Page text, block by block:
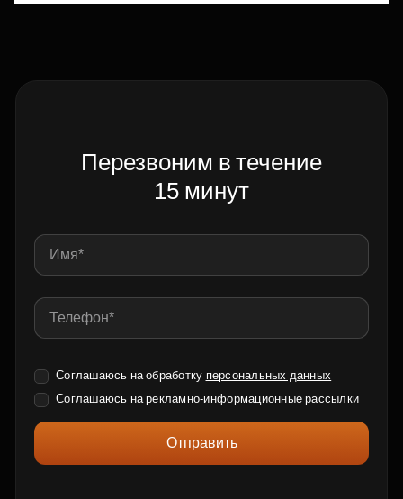
Перезвоним в течение
15 минут
Соглашаюсь на обработку персональных данных
Соглашаюсь нарекламно-информационные рассылки
Отправить